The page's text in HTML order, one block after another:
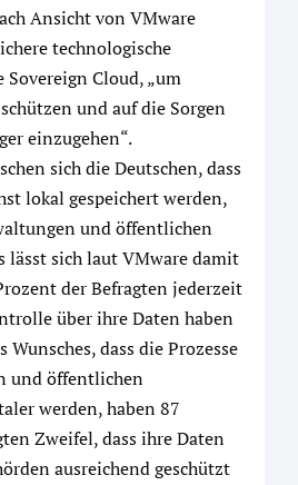
Ansicht von VMware
technologische
Cloud, „um
und auf die Sorgen
einzugehen“.
sich die Deutschen, dass
lokal gespeichert werden,
und öffentlichen
sich laut VMware damit
der Befragten jederzeit
über ihre Daten haben
dass die Prozesse
und öffentlichen
werden, haben 87
Zweifel, dass ihre Daten
ausreichend geschützt